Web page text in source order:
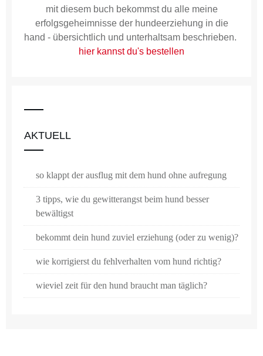
mit diesem buch bekommst du alle meine
erfolgsgeheimnisse der hundeerziehung in die
hand - übersichtlich und unterhaltsam beschrieben.
hier kannst du's bestellen
AKTUELL
so klappt der ausflug mit dem hund ohne aufregung
3 tipps, wie du gewitterangst beim hund besser
bewältigst
bekommt dein hund zuviel erziehung (oder zu wenig)?
wie korrigierst du fehlverhalten vom hund richtig?
wieviel zeit für den hund braucht man täglich?